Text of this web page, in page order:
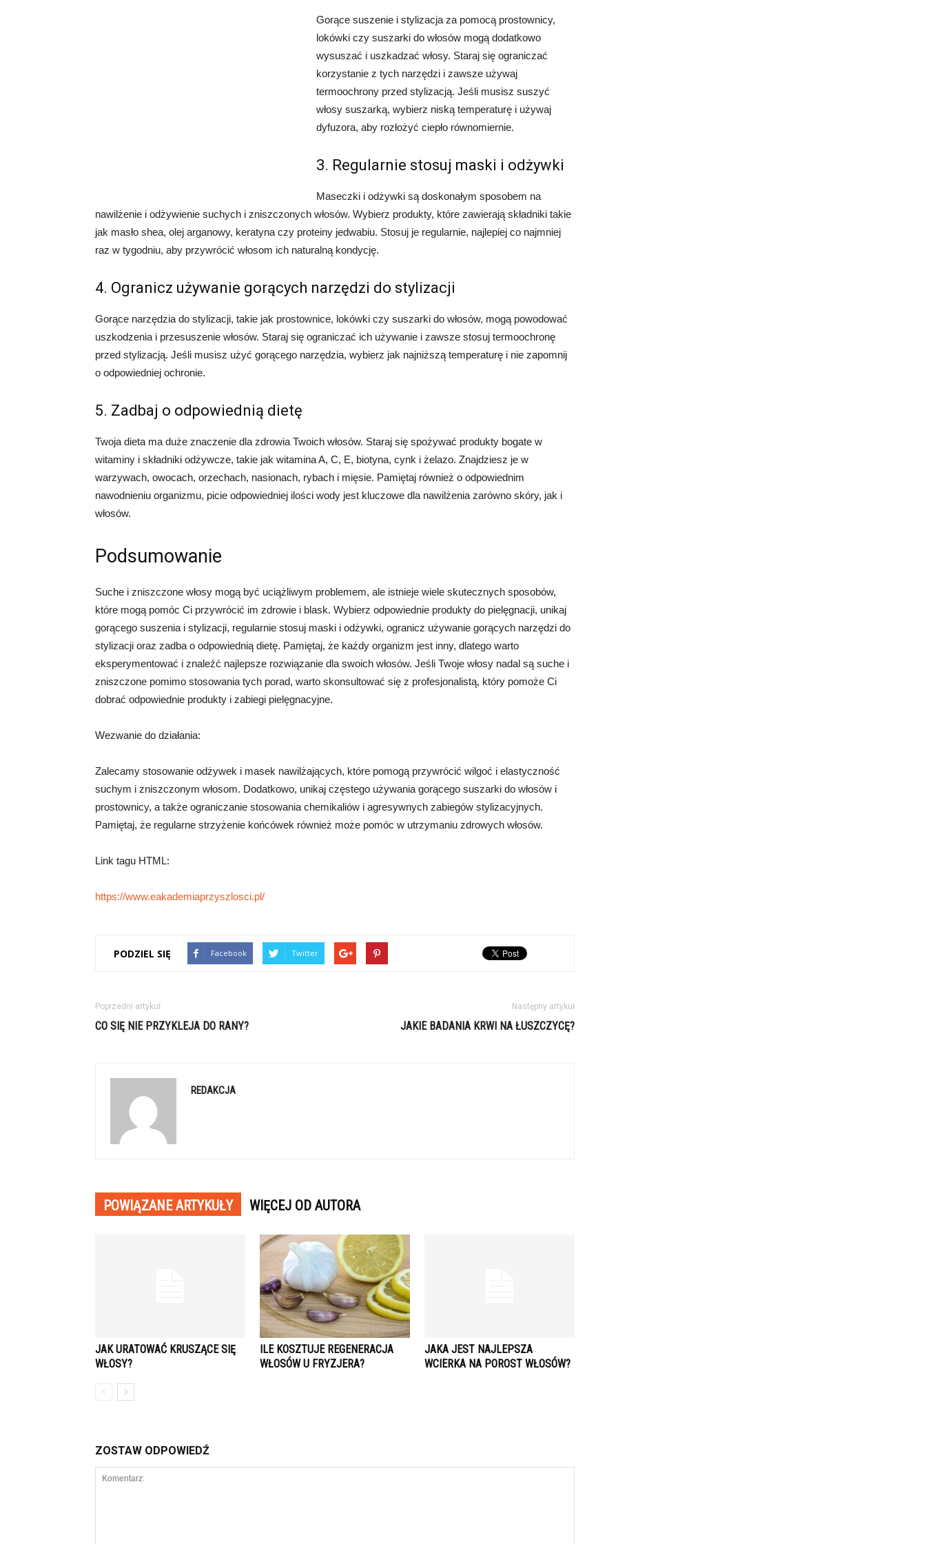
Gorące suszenie i stylizacja za pomocą prostownicy,
lokówki czy suszarki do włosów mogą dodatkowo
wysuszać i uszkadzać włosy. Staraj się ograniczać
korzystanie z tych narzędzi i zawsze używaj
termoochrony przed stylizacją. Jeśli musisz suszyć
włosy suszarką, wybierz niską temperaturę i używaj
dyfuzora, aby rozłożyć ciepło równomiernie.
3. Regularnie stosuj maski i odżywki
Maseczki i odżywki są doskonałym sposobem na
nawilżenie i odżywienie suchych i zniszczonych włosów. Wybierz produkty, które zawierają składniki takie
jak masło shea, olej arganowy, keratyna czy proteiny jedwabiu. Stosuj je regularnie, najlepiej co najmniej
raz w tygodniu, aby przywrócić włosom ich naturalną kondycję.
4. Ogranicz używanie gorących narzędzi do stylizacji
Gorące narzędzia do stylizacji, takie jak prostownice, lokówki czy suszarki do włosów, mogą powodować
uszkodzenia i przesuszenie włosów. Staraj się ograniczać ich używanie i zawsze stosuj termoochronę
przed stylizacją. Jeśli musisz użyć gorącego narzędzia, wybierz jak najniższą temperaturę i nie zapomnij
o odpowiedniej ochronie.
5. Zadbaj o odpowiednią dietę
Twoja dieta ma duże znaczenie dla zdrowia Twoich włosów. Staraj się spożywać produkty bogate w
witaminy i składniki odżywcze, takie jak witamina A, C, E, biotyna, cynk i żelazo. Znajdziesz je w
warzywach, owocach, orzechach, nasionach, rybach i mięsie. Pamiętaj również o odpowiednim
nawodnieniu organizmu, picie odpowiedniej ilości wody jest kluczowe dla nawilżenia zarówno skóry, jak i
włosów.
Podsumowanie
Suche i zniszczone włosy mogą być uciążliwym problemem, ale istnieje wiele skutecznych sposobów,
które mogą pomóc Ci przywrócić im zdrowie i blask. Wybierz odpowiednie produkty do pielęgnacji, unikaj
gorącego suszenia i stylizacji, regularnie stosuj maski i odżywki, ogranicz używanie gorących narzędzi do
stylizacji oraz zadba o odpowiednią dietę. Pamiętaj, że każdy organizm jest inny, dlatego warto
eksperymentować i znaleźć najlepsze rozwiązanie dla swoich włosów. Jeśli Twoje włosy nadal są suche i
zniszczone pomimo stosowania tych porad, warto skonsultować się z profesjonalistą, który pomoże Ci
dobrać odpowiednie produkty i zabiegi pielęgnacyjne.
Wezwanie do działania:
Zalecamy stosowanie odżywek i masek nawilżających, które pomogą przywrócić wilgoć i elastyczność
suchym i zniszczonym włosom. Dodatkowo, unikaj częstego używania gorącego suszarki do włosów i
prostownicy, a także ograniczanie stosowania chemikaliów i agresywnych zabiegów stylizacyjnych.
Pamiętaj, że regularne strzyżenie końcówek również może pomóc w utrzymaniu zdrowych włosów.
Link tagu HTML:
https://www.eakademiaprzyszlosci.pl/
PODZIEL SIĘ Facebook Twitter
Poprzedni artykuł
CO SIĘ NIE PRZYKLEJA DO RANY?
Następny artykuł
JAKIE BADANIA KRWI NA ŁUSZCZYCĘ?
REDAKCJA
POWIĄZANE ARTYKUŁY WIĘCEJ OD AUTORA
JAK URATOWAĆ KRUSZĄCE SIĘ
WŁOSY?
ILE KOSZTUJE REGENERACJA
WŁOSÓW U FRYZJERA?
JAKA JEST NAJLEPSZA
WCIERKA NA POROST WŁOSÓW?
ZOSTAW ODPOWIEDŹ